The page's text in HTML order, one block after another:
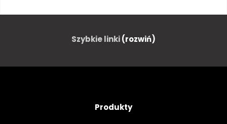
WŁÓCZĘGA
TURYSTYKA PIESZA SPACER
Szybkie linki(rozwiń)
Produkty